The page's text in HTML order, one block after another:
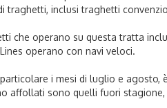
traghetti, inclusi traghetti
che operano su questa tratta
operano con navi veloci.
i mesi di luglio e
affollati sono quelli fuori